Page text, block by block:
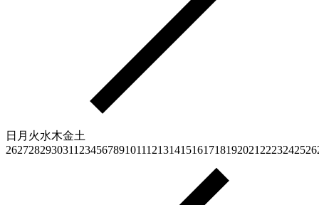
日 月 火水木金土
2627282930311 23456789101112131415161718192021 2223242526